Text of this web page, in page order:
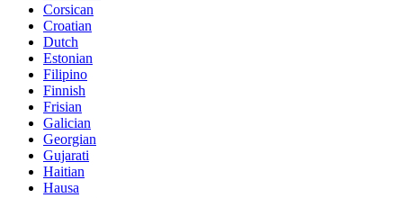
Corsican
Croatian
Dutch
Estonian
Filipino
Finnish
Frisian
Galician
Georgian
Gujarati
Haitian
Hausa